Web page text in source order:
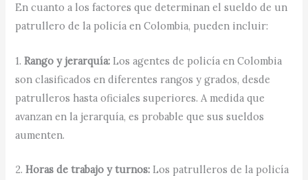
En cuanto a los factores que determinan el sueldo de un
patrullero de la policía en Colombia, pueden incluir:
1.Rango y jerarquía: Los agentes de policía en Colombia
son clasificados en diferentes rangos y grados, desde
patrulleros hasta oficiales superiores. A medida que
avanzan en la jerarquía, es probable que sus sueldos
aumenten.
2.Horas de trabajo y turnos: Los patrulleros de la policía